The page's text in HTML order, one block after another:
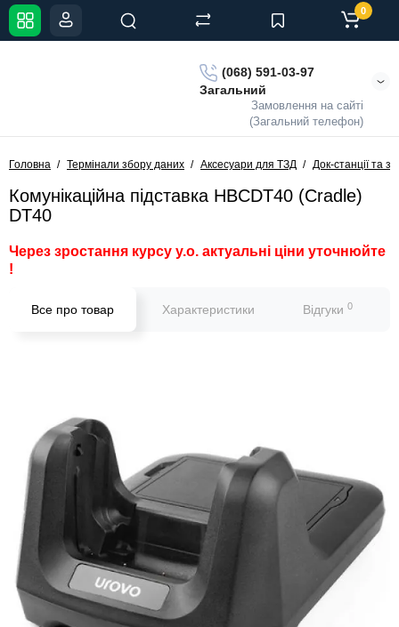
(068) 591-03-97
Загальний
Замовлення на сайті
(Загальний телефон)
0
Головна Термінали збору даних Аксесуари для ТЗД Док-станції та
Комунікаційна підставка HBCDT40 (Cradle)
DT40
Через зростання курсу у.о. актуальні ціни уточнюйте
!
Все про товар Характеристики Відгуки 0